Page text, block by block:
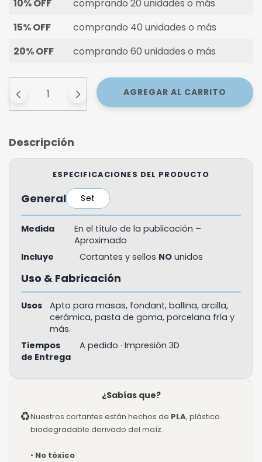
10% OFF
comprando 20 unidades o más
15% OFF
comprando 40 unidades o más
20% OFF
comprando 60 unidades o más
Descripción
ESPECIFICACIONES DEL PRODUCTO
General Set
Medida
En el título de la publicación –
Aproximado
Incluye
Cortantes y sellos NO unidos
Uso & Fabricación
Usos
Apto para masas, fondant, ballina, arcilla,
cerámica, pasta de goma, porcelana fría y
más.
Tiempos
de Entrega
A pedido · Impresión 3D
¿Sabías que?
♻Nuestros cortantes están hechos de PLA, plástico
biodegradable derivado del maíz.
• No tóxico